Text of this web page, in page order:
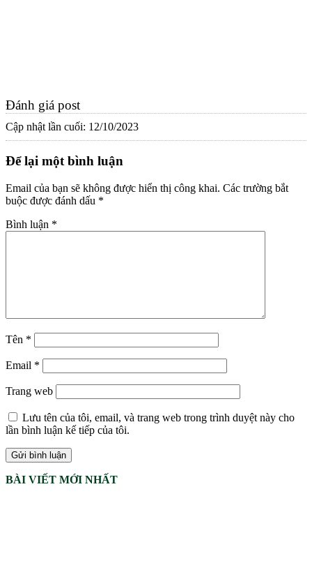
Đánh giá post
Cập nhật lần cuối: 12/10/2023
Để lại một bình luận
Email của bạn sẽ không được hiển thị công khai. Các trường bắt
buộc được đánh dấu *
Bình luận *
Tên *
Email *
Trang web
Lưu tên của tôi, email, và trang web trong trình duyệt này cho
lần bình luận kế tiếp của tôi.
BÀI VIẾT MỚI NHẤT